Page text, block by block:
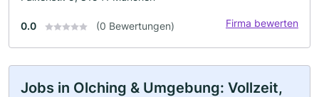
0.0 (0 Bewertungen) Firma bewerten
Jobs in Olching & Umgebung: Vollzeit,